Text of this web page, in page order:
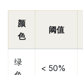
颜
色
阈值
绿
< 50%